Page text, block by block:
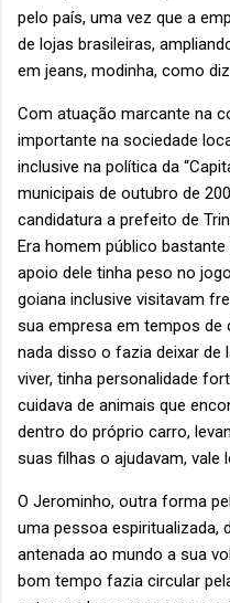
pelo país, uma vez que a
de lojas brasileiras,
em jeans, modinha, como
Com atuação marcante na
importante na sociedade
inclusive na política da
municipais de outubro de
candidatura a prefeito de
Era homem público
apoio dele tinha peso no
goiana inclusive visitavam
sua empresa em tempos de
nada disso o fazia deixar de
viver, tinha personalidade
cuidava de animais que
dentro do próprio carro,
suas filhas o ajudavam, vale
O Jerominho, outra forma
uma pessoa espiritualizada,
antenada ao mundo a sua
bom tempo fazia circular